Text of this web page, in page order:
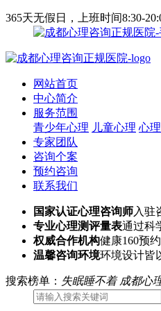
365天无假日，上班时间8:30-
网站首页
中心简介
服务范围
青少年心理 儿童心理 心
专家团队
咨询个案
预约咨询
联系我们
国家认证心理咨询师入驻
专业心理测评量表通过科
权威合作机构健康160预
温馨咨询环境环境设计皆
搜索榜单： 失眠睡不着 成都心